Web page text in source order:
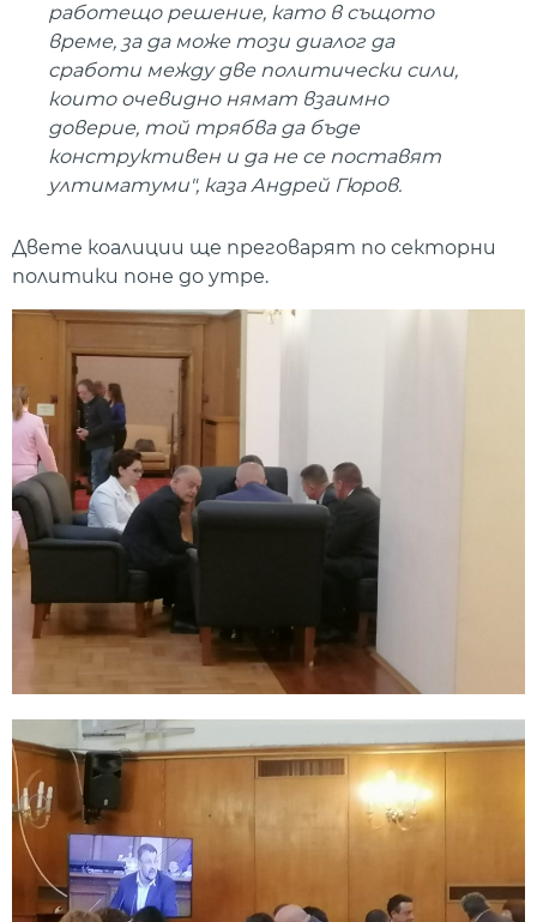
работещо решение, като в същото
време, за да може този диалог да
сработи между две политически сили,
които очевидно нямат взаимно
доверие, той трябва да бъде
конструктивен и да не се поставят
ултиматуми", каза Андрей Гюров.
Двете коалиции ще преговарят по секторни
политики поне до утре.